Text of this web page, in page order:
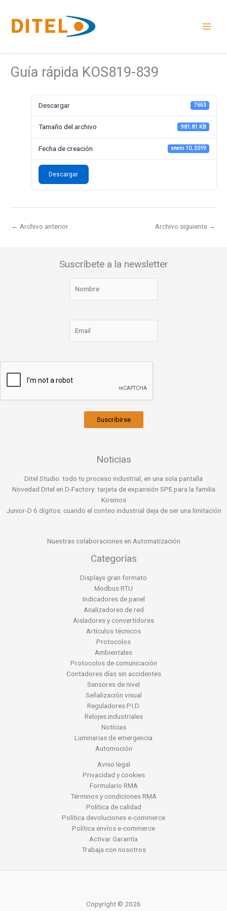
contenido
Guía rápida KOS819-839
Descargar 7653
Tamaño del archivo 981.81 KB
Fecha de creación enero 10, 2019
Descargar
← Archivo anterior Archivo siguiente →
Suscríbete a la newsletter
Suscribirse
Noticias
Ditel Studio: todo tu proceso industrial, en una sola pantalla
Novedad Ditel en D-Factory: tarjeta de expansión SPE para la familia
Kosmos
Junior-D 6 dígitos: cuando el conteo industrial deja de ser una limitación
Nuestras colaboraciones en Automatización
Categorías
Displays gran formato
Modbus RTU
Indicadores de panel
Analizadores de red
Aisladores y convertidores
Artículos técnicos
Protocolos
Ambientales
Protocolos de comunicación
Contadores días sin accidentes
Sensores de nivel
Señalización visual
Reguladores P.I.D.
Relojes industriales
Notícias
Luminarias de emergencia
Automoción
Aviso legal
Privacidad y cookies
Formulario RMA
Términos y condiciones RMA
Política de calidad
Política devoluciones e-commerce
Política envíos e-commerce
Activar Garantía
Trabaja con nosotros
Copyright © 2026